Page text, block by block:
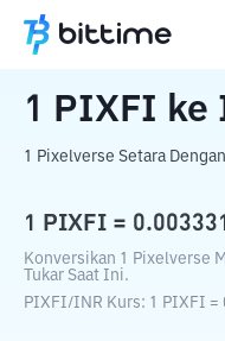
Beranda Konverter
1 PIXFI ke
1 Pixelverse Setara
1 PIXFI =
Konversikan 1 Pixelverse
Tukar Saat Ini.
PIXFI/INR Kurs: 1 PIXFI =